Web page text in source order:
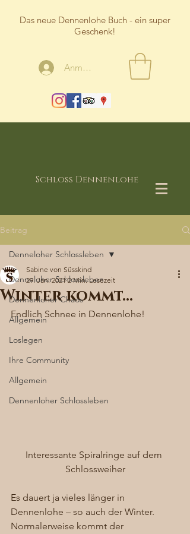
Das neue Dennenlohe Buch - ein super
Geschenk!
Anmelden
Schloss Dennenlohe
Beitrag
Denneloher Schlossleben
Dennenloher Chaos
Allgemein
Loslegen
Ihre Community
Allgemein
Dennenloher Schlossleben
Denneloher Schlossleben
Winter kommt…
Sabine von Süsskind
29. Jan. 2021 2 Min. Lesezeit
Endlich Schnee in Dennenlohe!
Interessante Spiralringe auf dem
Schlossweiher
Es dauert ja vieles länger in
Dennenlohe – so auch der Winter.
Normalerweise kommt der